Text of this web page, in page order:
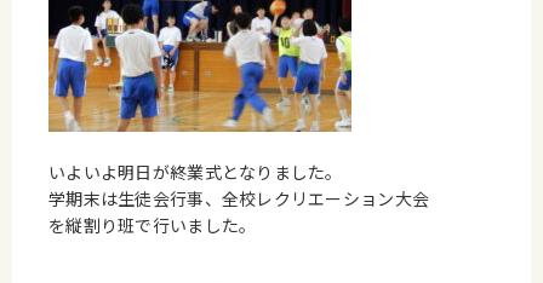
いよいよ明日が終業式となりました。
学期末は生徒会行事、全校レクリエーション大会
を縦割り班で行いました。